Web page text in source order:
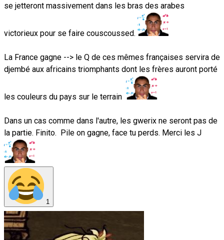
se jetteront massivement dans les bras des arabes
victorieux pour se faire couscoussed.
La France gagne --> le Q de ces mêmes françaises servira de
djembé aux africains triomphants dont les frères auront porté
les couleurs du pays sur le terrain
Dans un cas comme dans l'autre, les gwerix ne seront pas de
la partie. Finito. Pile on gagne, face tu perds. Merci les J
1